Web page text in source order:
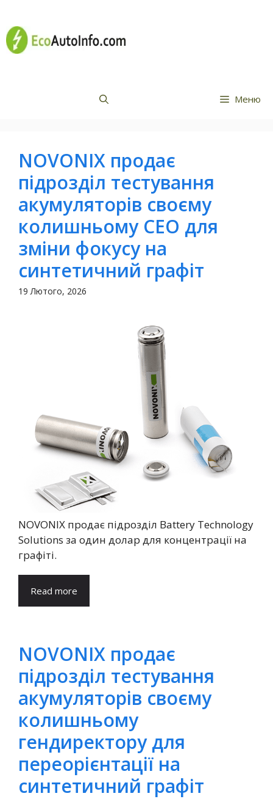
вмісту
Меню
NOVONIX продає
підрозділ тестування
акумуляторів своєму
колишньому CEO для
зміни фокусу на
синтетичний графіт
19 Лютого, 2026
NOVONIX продає підрозділ Battery Technology
Solutions за один долар для концентрації на
графіті.
Read more
NOVONIX продає
підрозділ тестування
акумуляторів своєму
колишньому
гендиректору для
переорієнтації на
синтетичний графіт